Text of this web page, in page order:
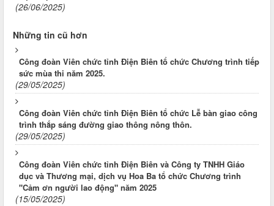
(26/06/2025)
Những tin cũ hơn
Công đoàn Viên chức tỉnh Điện Biên tổ chức Chương trình tiếp
sức mùa thi năm 2025.
(29/05/2025)
Công đoàn Viên chức tỉnh Điện Biên tổ chức Lễ bàn giao công
trình thắp sáng đường giao thông nông thôn.
(29/05/2025)
Công đoàn Viên chức tỉnh Điện Biên và Công ty TNHH Giáo
dục và Thương mại, dịch vụ Hoa Ba tổ chức Chương trình
"Cảm ơn người lao động" năm 2025
(15/05/2025)